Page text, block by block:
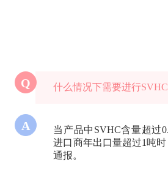
Q 什么情况下需要进行
A
当产品中SVHC含量超过
进口商年出口量超过1吨
通报。